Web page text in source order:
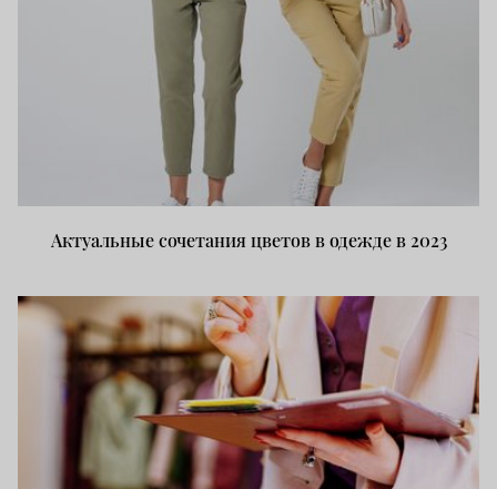
Актуальные сочетания цветов в одежде в 2023